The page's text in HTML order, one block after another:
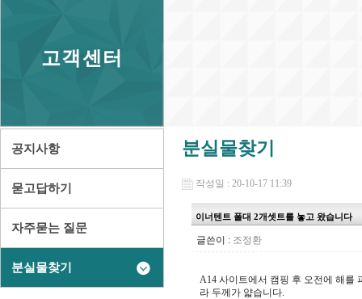
고객센터
공지사항
묻고답하기
자주묻는 질문
분실물찾기
분실물찾기
작성일 : 20-10-17 11:39
이너텐트 폴대 2개셋트를 놓고 왔습니다
글쓴이 : 조정환
A14 사이트에서 캠핑 후 오전에 해를
라 두께가 얇습니다.